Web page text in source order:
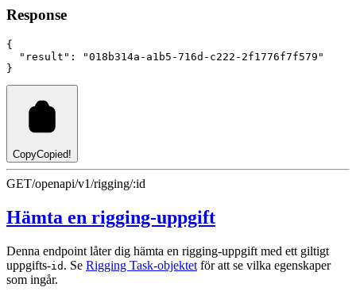
Response
{
"result" :
"018b314a-a1b5-716d-c222-2f1776f7f579"
}
CopyCopied!
GET/openapi/v1/rigging/:id
Hämta en rigging-uppgift
Denna endpoint låter dig hämta en rigging-uppgift med ett giltigt
uppgifts-id . Se Rigging Task-objektet för att se vilka egenskaper
som ingår.